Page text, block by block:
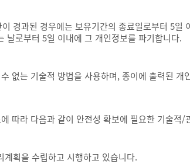
경과된 경우에는 보유기간의 종료일로부터 5
날로부터 5일 이내에 그 개인정보를 파기합니다.
없는 기술적 방법을 사용하며, 종이에 출력된
따라 다음과 같이 안전성 확보에 필요한 기술적
획을 수립하고 시행하고 있습니다.